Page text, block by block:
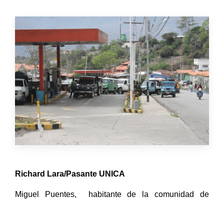
Richard Lara/Pasante UNICA
Miguel Puentes, habitante de la comunidad de